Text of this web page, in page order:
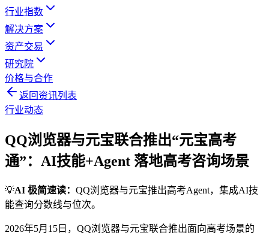
行业指数
解决方案
资产交易
研究院
价格与合作
返回资讯列表
行业动态
QQ浏览器与元宝联合推出“元宝高考
通”：AI技能+Agent 落地高考咨询场景
💡AI 极简速读： QQ浏览器与元宝推出高考Agent，集成AI技
能查询分数线与位次。
2026年5月15日，QQ浏览器与元宝联合推出面向高考场景的